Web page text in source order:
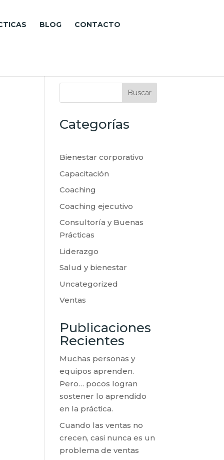
BLOG CONTACTO
Buscar
Categorías
Bienestar corporativo
Capacitación
Coaching
Coaching ejecutivo
Consultoría y Buenas
Prácticas
Liderazgo
Salud y bienestar
Uncategorized
Ventas
Publicaciones
Recientes
Muchas personas y
equipos aprenden.
Pero… pocos logran
sostener lo aprendido
en la práctica.
Cuando las ventas no
crecen, casi nunca es un
problema de ventas